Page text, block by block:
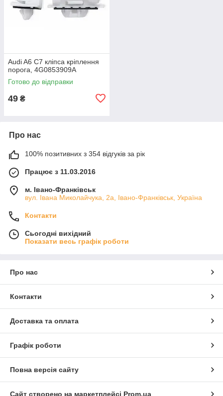
Audi A6 C7 кліпса кріплення
порога, 4G0853909A
Готово до відправки
49 ₴
Про нас
100% позитивних з 354 відгуків за рік
Працює з 11.03.2016
м. Івано-Франківськ
вул. Івана Миколайчука, 2а, Івано-Франківськ, Україна
Контакти
Сьогодні вихідний
Показати весь графік роботи
Про нас
Контакти
Доставка та оплата
Графік роботи
Повна версія сайту
Сайт створено на маркетплейсі Prom.ua